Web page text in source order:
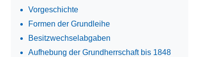
Vorgeschichte
Formen der Grundleihe
Besitzwechselabgaben
Aufhebung der Grundherrschaft bis 1848